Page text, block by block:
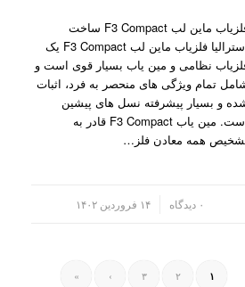
فلزیاب ماین لب F3 Compact ساخت
استرالیا فلزیاب ماین لب F3 Compact یک
نظامی و مین یاب بسیار قوی است و
تمام ویژگی های منحصر به فرد، اثبات
و بسیار پیشرفته نسل های پیشین
است. مین یاب F3 Compact قادر به
همه معادن فلز…
۰ دیدگاه ۱۴ فروردین ۱۴۰۲
۱ ۲ ۳ ›
»